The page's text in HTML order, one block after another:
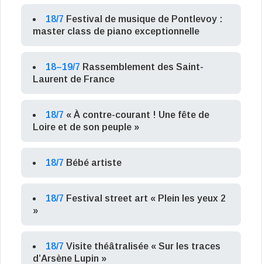
18/7 Festival de musique de Pontlevoy :
master class de piano exceptionnelle
18–19/7 Rassemblement des Saint-
Laurent de France
18/7 « À contre-courant ! Une fête de
Loire et de son peuple »
18/7 Bébé artiste
18/7 Festival street art « Plein les yeux 2
»
18/7 Visite théâtralisée « Sur les traces
d’Arsène Lupin »